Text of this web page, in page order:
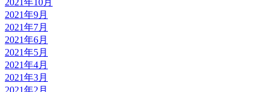
2021年10月
2021年9月
2021年7月
2021年6月
2021年5月
2021年4月
2021年3月